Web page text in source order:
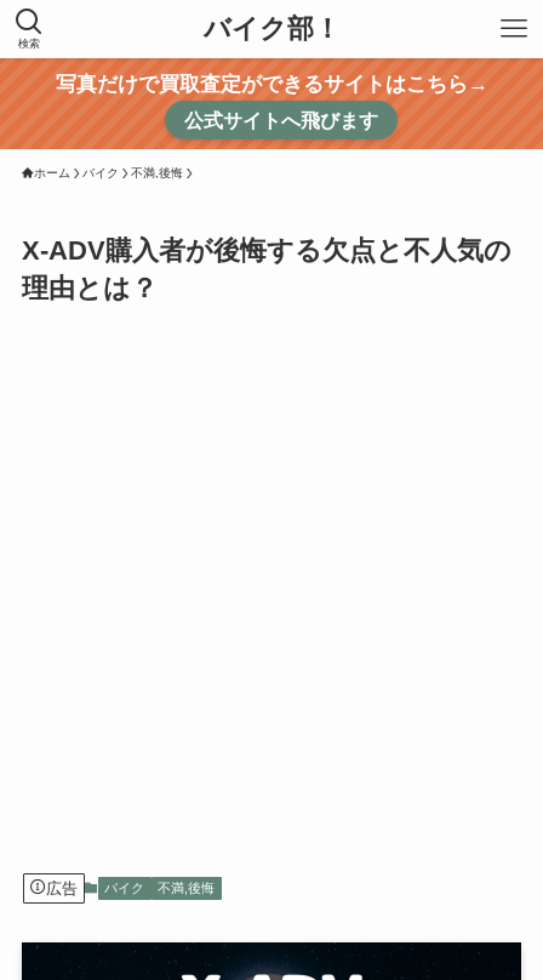
バイク部！
検索
写真だけで買取査定ができるサイトはこちら→
公式サイトへ飛びます
ホーム バイク 不満,後悔
X-ADV購入者が後悔する欠点と不人気の
理由とは？
広告 バイク 不満,後悔